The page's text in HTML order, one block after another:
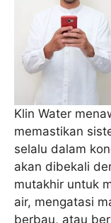
Klin Water
memastikan
selalu dalam
akan dibekali
mutakhir untuk
air, mengatasi
berbau, atau